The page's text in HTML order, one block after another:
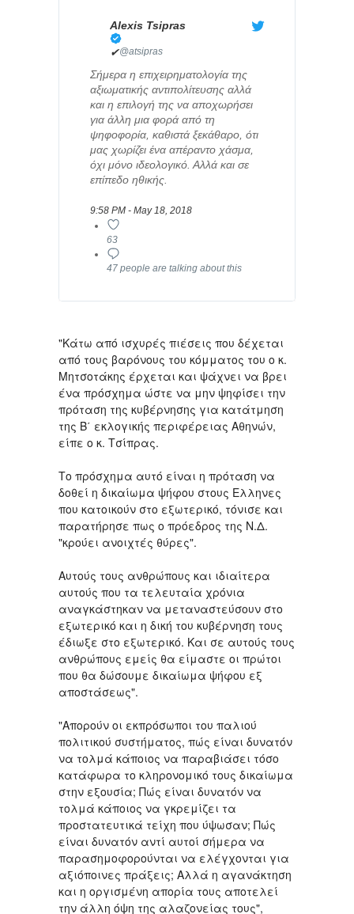
Alexis Tsipras
✔@atsipras
Σήμερα η επιχειρηματολογία της
αξιωματικής αντιπολίτευσης αλλά
και η επιλογή της να αποχωρήσει
για άλλη μια φορά από τη
ψηφοφορία, καθιστά ξεκάθαρο, ότι
μας χωρίζει ένα απέραντο χάσμα,
όχι μόνο ιδεολογικό. Αλλά και σε
επίπεδο ηθικής.
9:58 PM - May 18, 2018
63
47 people are talking about this
"Κάτω από ισχυρές πιέσεις που δέχεται
από τους βαρόνους του κόμματος του ο κ.
Μητσοτάκης έρχεται και ψάχνει να βρει
ένα πρόσχημα ώστε να μην ψηφίσει την
πρόταση της κυβέρνησης για κατάτμηση
της Β΄ εκλογικής περιφέρειας Αθηνών,
είπε ο κ. Τσίπρας.
Το πρόσχημα αυτό είναι η πρόταση να
δοθεί η δικαίωμα ψήφου στους Ελληνες
που κατοικούν στο εξωτερικό, τόνισε και
παρατήρησε πως ο πρόεδρος της Ν.Δ.
"κρούει ανοιχτές θύρες".
Αυτούς τους ανθρώπους και ιδιαίτερα
αυτούς που τα τελευταία χρόνια
αναγκάστηκαν να μεταναστεύσουν στο
εξωτερικό και η δική του κυβέρνηση τους
έδιωξε στο εξωτερικό. Και σε αυτούς τους
ανθρώπους εμείς θα είμαστε οι πρώτοι
που θα δώσουμε δικαίωμα ψήφου εξ
αποστάσεως".
"Απορούν οι εκπρόσωποι του παλιού
πολιτικού συστήματος, πώς είναι δυνατόν
να τολμά κάποιος να παραβιάσει τόσο
κατάφωρα το κληρονομικό τους δικαίωμα
στην εξουσία; Πώς είναι δυνατόν να
τολμά κάποιος να γκρεμίζει τα
προστατευτικά τείχη που ύψωσαν; Πώς
είναι δυνατόν αντί αυτοί σήμερα να
παρασημοφορούνται να ελέγχονται για
αξιόποινες πράξεις; Αλλά η αγανάκτηση
και η οργισμένη απορία τους αποτελεί
την άλλη όψη της αλαζονείας τους",